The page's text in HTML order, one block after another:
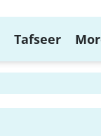
Tafseer